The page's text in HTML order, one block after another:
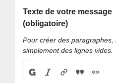
Texte de votre message
(obligatoire)
Pour créer des paragraphes,
simplement des lignes vides.